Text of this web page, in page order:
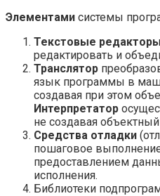
Элементами системы
Текстовые редакторы
редактировать и
Транслятор
язык программы в
создавая при этом
Интерпретатор
не создавая
Средства отладки
пошаговое
предоставлением
исполнения.
Библиотеки